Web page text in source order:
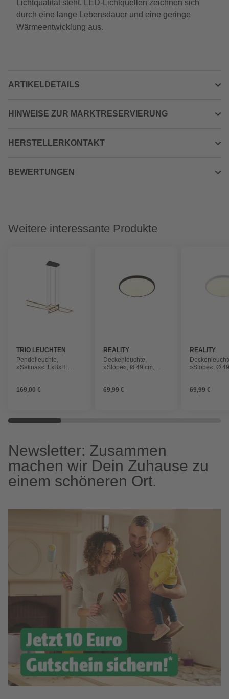
Lichtqualität steht. LED-Lichtquellen zeichnen sich
durch eine lange Lebensdauer und eine geringe
Wärmeentwicklung aus.
ARTIKELDETAILS
HINWEISE ZUR MARKTRESERVIERUNG
HERSTELLERKONTAKT
BEWERTUNGEN
Weitere interessante Produkte
TRIO LEUCHTEN
Pendelleuchte,
»Salinas«, LxBxH:
169,00 €
REALITY
Deckenleuchte,
»Slope«, Ø 49 cm,
69,99 €
REALITY
»Slope«, Ø
69,99 €
Newsletter: Zusammen
machen wir Dein Zuhause zu
einem schöneren Ort.